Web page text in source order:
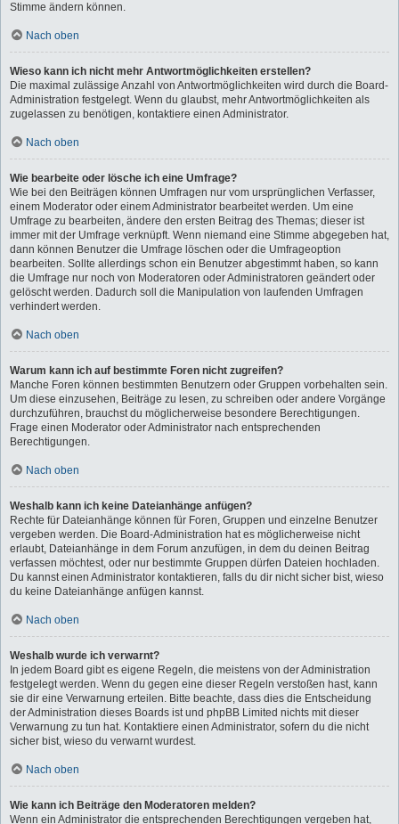
Stimme ändern können.
Nach oben
Wieso kann ich nicht mehr Antwortmöglichkeiten erstellen?
Die maximal zulässige Anzahl von Antwortmöglichkeiten wird durch die Board-
Administration festgelegt. Wenn du glaubst, mehr Antwortmöglichkeiten als
zugelassen zu benötigen, kontaktiere einen Administrator.
Nach oben
Wie bearbeite oder lösche ich eine Umfrage?
Wie bei den Beiträgen können Umfragen nur vom ursprünglichen Verfasser,
einem Moderator oder einem Administrator bearbeitet werden. Um eine
Umfrage zu bearbeiten, ändere den ersten Beitrag des Themas; dieser ist
immer mit der Umfrage verknüpft. Wenn niemand eine Stimme abgegeben hat,
dann können Benutzer die Umfrage löschen oder die Umfrageoption
bearbeiten. Sollte allerdings schon ein Benutzer abgestimmt haben, so kann
die Umfrage nur noch von Moderatoren oder Administratoren geändert oder
gelöscht werden. Dadurch soll die Manipulation von laufenden Umfragen
verhindert werden.
Nach oben
Warum kann ich auf bestimmte Foren nicht zugreifen?
Manche Foren können bestimmten Benutzern oder Gruppen vorbehalten sein.
Um diese einzusehen, Beiträge zu lesen, zu schreiben oder andere Vorgänge
durchzuführen, brauchst du möglicherweise besondere Berechtigungen.
Frage einen Moderator oder Administrator nach entsprechenden
Berechtigungen.
Nach oben
Weshalb kann ich keine Dateianhänge anfügen?
Rechte für Dateianhänge können für Foren, Gruppen und einzelne Benutzer
vergeben werden. Die Board-Administration hat es möglicherweise nicht
erlaubt, Dateianhänge in dem Forum anzufügen, in dem du deinen Beitrag
verfassen möchtest, oder nur bestimmte Gruppen dürfen Dateien hochladen.
Du kannst einen Administrator kontaktieren, falls du dir nicht sicher bist, wieso
du keine Dateianhänge anfügen kannst.
Nach oben
Weshalb wurde ich verwarnt?
In jedem Board gibt es eigene Regeln, die meistens von der Administration
festgelegt werden. Wenn du gegen eine dieser Regeln verstoßen hast, kann
sie dir eine Verwarnung erteilen. Bitte beachte, dass dies die Entscheidung
der Administration dieses Boards ist und phpBB Limited nichts mit dieser
Verwarnung zu tun hat. Kontaktiere einen Administrator, sofern du die nicht
sicher bist, wieso du verwarnt wurdest.
Nach oben
Wie kann ich Beiträge den Moderatoren melden?
Wenn ein Administrator die entsprechenden Berechtigungen vergeben hat,